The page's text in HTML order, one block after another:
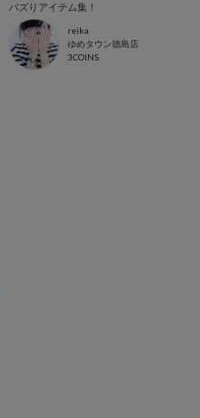
バズりアイテム集！
reika
ゆめタウン徳島店
3COINS